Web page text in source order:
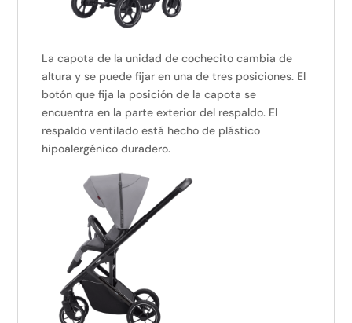
La capota de la unidad de cochecito cambia de
altura y se puede fijar en una de tres posiciones. El
botón que fija la posición de la capota se
encuentra en la parte exterior del respaldo. El
respaldo ventilado está hecho de plástico
hipoalergénico duradero.